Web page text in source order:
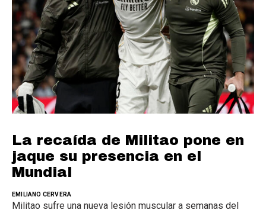
La recaída de Militao pone en
jaque su presencia en el
Mundial
EMILIANO CERVERA
Militao sufre una nueva lesión muscular a semanas del